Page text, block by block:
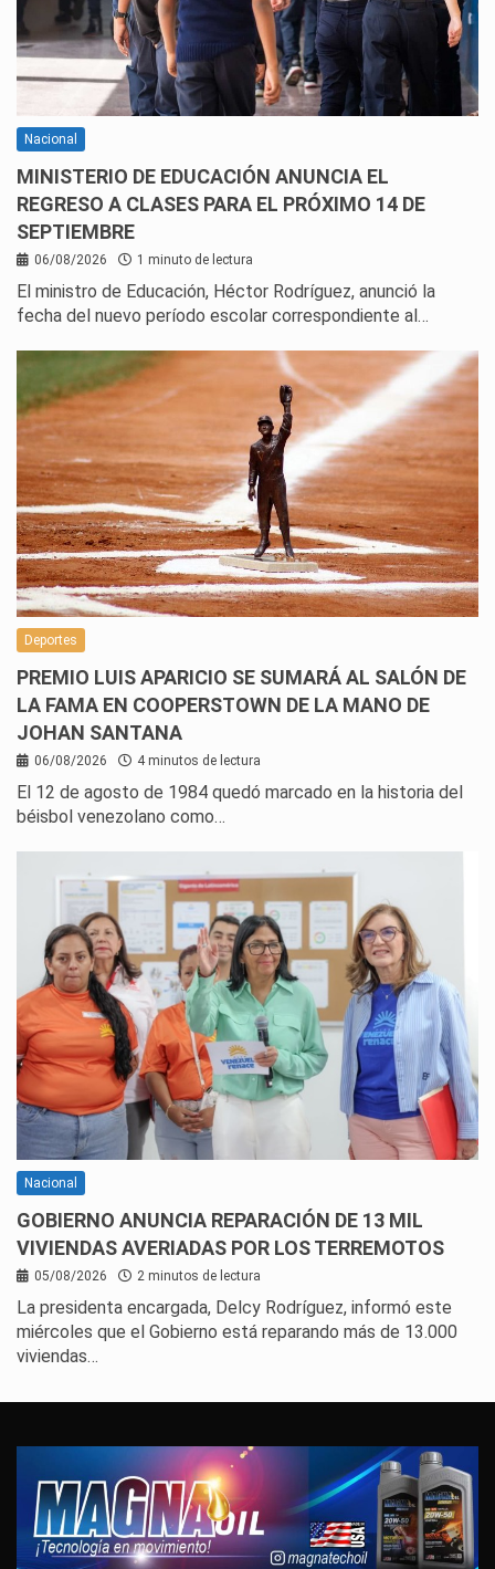
Nacional
MINISTERIO DE EDUCACIÓN ANUNCIA EL
REGRESO A CLASES PARA EL PRÓXIMO 14 DE
SEPTIEMBRE
06/08/2026 1 minuto de lectura
El ministro de Educación, Héctor Rodríguez, anunció la
fecha del nuevo período escolar correspondiente al…
Deportes
PREMIO LUIS APARICIO SE SUMARÁ AL SALÓN DE
LA FAMA EN COOPERSTOWN DE LA MANO DE
JOHAN SANTANA
06/08/2026 4 minutos de lectura
El 12 de agosto de 1984 quedó marcado en la historia del
béisbol venezolano como…
Nacional
GOBIERNO ANUNCIA REPARACIÓN DE 13 MIL
VIVIENDAS AVERIADAS POR LOS TERREMOTOS
05/08/2026 2 minutos de lectura
La presidenta encargada, Delcy Rodríguez, informó este
miércoles que el Gobierno está reparando más de 13.000
viviendas…